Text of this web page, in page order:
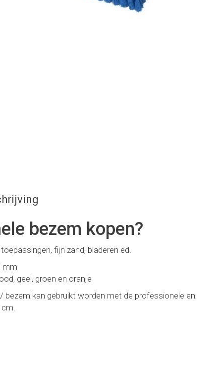
bezem kopen?
fijn zand, bladeren ed.
mm
geel, groen en oranje
bezem kan gebruikt worden met de professionele en
cm.